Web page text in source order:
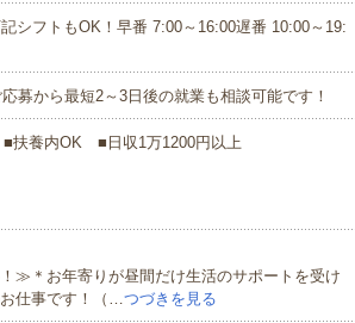
シフトもOK！早番 7:00～16:00遅番 10:00～19:
募から最短2～3日後の就業も相談可能です！
扶養内OK ■日収1万1200円以上
≫＊お年寄りが昼間だけ生活のサポートを受け
仕事です！（…つづきを見る